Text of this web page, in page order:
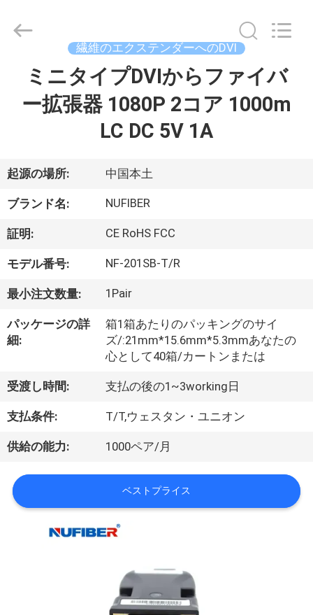
ダ
ク
ト
私
達
に
い
て
工
場
Co.,Ltd.
Developed
繊維のエクステンダーへのDVI
ミニタイプDVIからファイバ
ー拡張器 1080P 2コア 1000m
LC DC 5V 1A
起源の場所: 中国本土
ブランド名: NUFIBER
証明: CE RoHS FCC
モデル番号: NF-201SB-T/R
最小注文数量: 1Pair
パッケージの詳
細:
箱1箱あたりのパッキングのサイ
ズ/:21mm*15.6mm*5.3mmあなたの
心として40箱/カートンまたは
受渡し時間: 支払の後の1~3working日
支払条件: T/T,ウェスタン・ユニオン
供給の能力: 1000ペア/月
ベストプライス